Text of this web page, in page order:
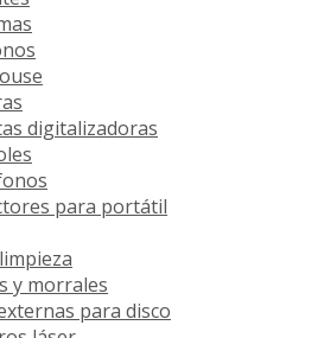
digitalizadoras
para portátil
y morrales
para disco